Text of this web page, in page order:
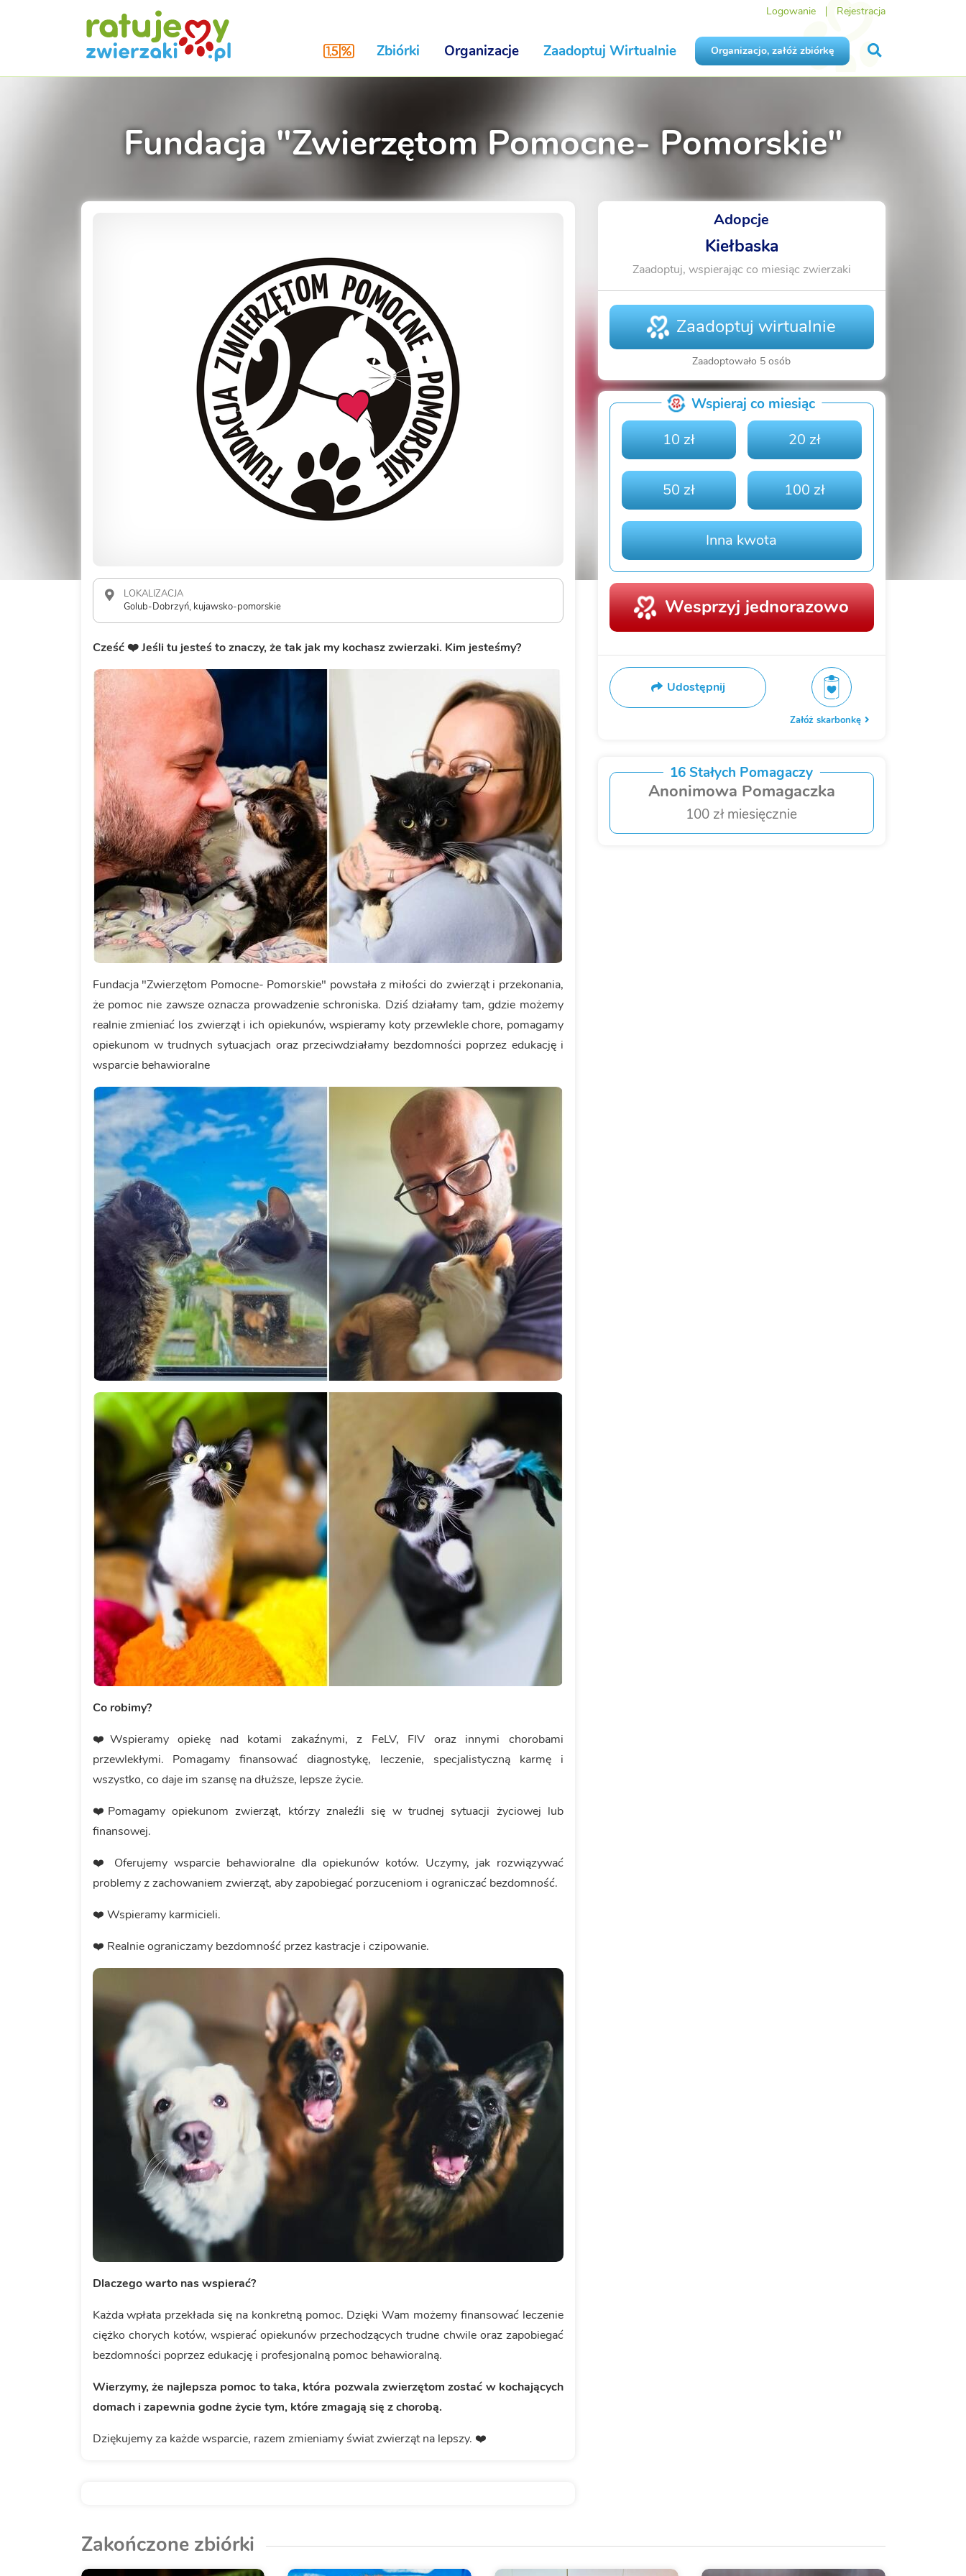
Logowanie Rejestracja
Zbiórki Organizacje Zaadoptuj Wirtualnie Organizacjo, załóż zbiórkę
Fundacja "Zwierzętom Pomocne- Pomorskie"
LOKALIZACJA
Golub-Dobrzyń, kujawsko-pomorskie
Cześć ❤️ Jeśli tu jesteś to znaczy, że tak jak my kochasz zwierzaki. Kim jesteśmy?
Fundacja "Zwierzętom Pomocne- Pomorskie" powstała z miłości do zwierząt i przekonania,
że pomoc nie zawsze oznacza prowadzenie schroniska. Dziś działamy tam, gdzie możemy
realnie zmieniać los zwierząt i ich opiekunów, wspieramy koty przewlekle chore, pomagamy
opiekunom w trudnych sytuacjach oraz przeciwdziałamy bezdomności poprzez edukację i
wsparcie behawioralne
Co robimy?
❤️Wspieramy opiekę nad kotami zakaźnymi, z FeLV, FIV oraz innymi chorobami
przewlekłymi. Pomagamy finansować diagnostykę, leczenie, specjalistyczną karmę i
wszystko, co daje im szansę na dłuższe, lepsze życie.
❤️Pomagamy opiekunom zwierząt, którzy znaleźli się w trudnej sytuacji życiowej lub
finansowej.
❤️ Oferujemy wsparcie behawioralne dla opiekunów kotów. Uczymy, jak rozwiązywać
problemy z zachowaniem zwierząt, aby zapobiegać porzuceniom i ograniczać bezdomność.
❤️ Wspieramy karmicieli.
❤️ Realnie ograniczamy bezdomność przez kastracje i czipowanie.
Dlaczego warto nas wspierać?
Każda wpłata przekłada się na konkretną pomoc. Dzięki Wam możemy finansować leczenie
ciężko chorych kotów, wspierać opiekunów przechodzących trudne chwile oraz zapobiegać
bezdomności poprzez edukację i profesjonalną pomoc behawioralną.
Wierzymy, że najlepsza pomoc to taka, która pozwala zwierzętom zostać w kochających
domach i zapewnia godne życie tym, które zmagają się z chorobą.
Dziękujemy za każde wsparcie, razem zmieniamy świat zwierząt na lepszy. ❤️
Adopcje
Kiełbaska
Zaadoptuj, wspierając co miesiąc zwierzaki
Zaadoptuj wirtualnie
Zaadoptowało 5 osób
Wspieraj co miesiąc
10 zł 20 zł
50 zł 100 zł
Inna kwota
Wesprzyj jednorazowo
Udostępnij
Załóż skarbonkę
16 Stałych Pomagaczy
Anonimowa Pomagaczka
100 zł miesięcznie
Zakończone zbiórki